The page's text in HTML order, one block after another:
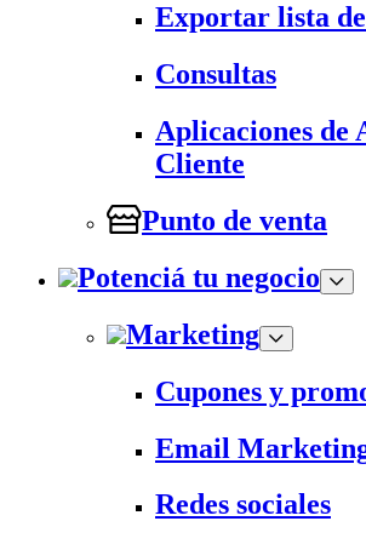
Exportar lista
Consultas
Aplicaciones de
Cliente
Punto de venta
Potenciá tu negocio
Marketing
Cupones y
Email
Redes sociales